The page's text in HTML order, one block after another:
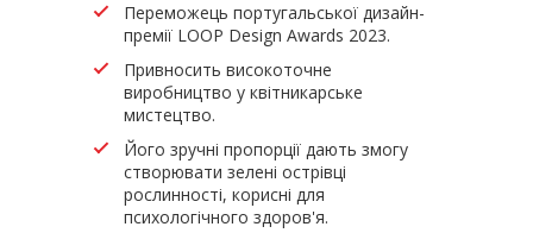
Переможець португальської дизайн-
премії LOOP Design Awards 2023.
Привносить високоточне
виробництво у квітникарське
мистецтво.
Його зручні пропорції дають змогу
створювати зелені острівці
рослинності, корисні для
психологічного здоров'я.